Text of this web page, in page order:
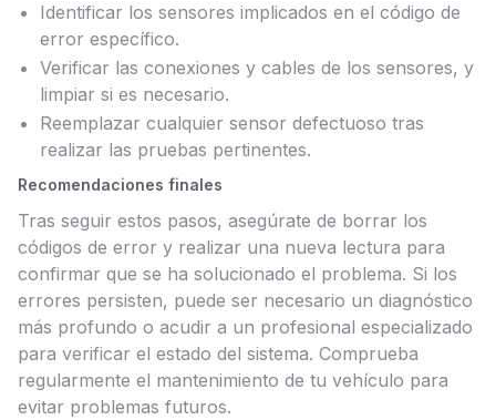
Identificar los sensores implicados en el código de
error específico.
Verificar las conexiones y cables de los sensores, y
limpiar si es necesario.
Reemplazar cualquier sensor defectuoso tras
realizar las pruebas pertinentes.
Recomendaciones finales
Tras seguir estos pasos, asegúrate de borrar los
códigos de error y realizar una nueva lectura para
confirmar que se ha solucionado el problema. Si los
errores persisten, puede ser necesario un diagnóstico
más profundo o acudir a un profesional especializado
para verificar el estado del sistema. Comprueba
regularmente el mantenimiento de tu vehículo para
evitar problemas futuros.